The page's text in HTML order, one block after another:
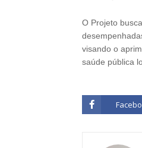
O Projeto
visando o
saúde pública